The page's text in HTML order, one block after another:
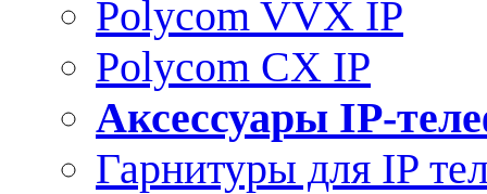
Polycom VVX IP
Polycom CX IP
Аксессуары IP-
Гарнитуры для IP